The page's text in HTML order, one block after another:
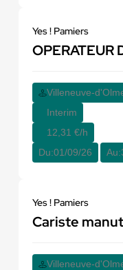
Yes ! Pamiers
OPERATEUR
Villeneuve-
Interim
12,31 €/h
Du:01/09/26 Au:
Yes ! Pamiers
Cariste
Villeneuve-